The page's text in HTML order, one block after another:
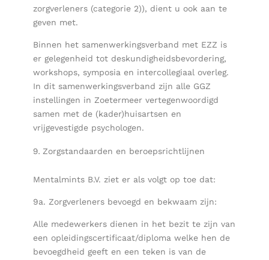
zorgverleners (categorie 2)), dient u ook aan te
geven met.
Binnen het samenwerkingsverband met EZZ is
er gelegenheid tot deskundigheidsbevordering,
workshops, symposia en intercollegiaal overleg.
In dit samenwerkingsverband zijn alle GGZ
instellingen in Zoetermeer vertegenwoordigd
samen met de (kader)huisartsen en
vrijgevestigde psychologen.
Zorgstandaarden en beroepsrichtlijnen
Mentalmints B.V. ziet er als volgt op toe dat:
9a. Zorgverleners bevoegd en bekwaam zijn:
Alle medewerkers dienen in het bezit te zijn van
een opleidingscertificaat/diploma welke hen de
bevoegdheid geeft en een teken is van de